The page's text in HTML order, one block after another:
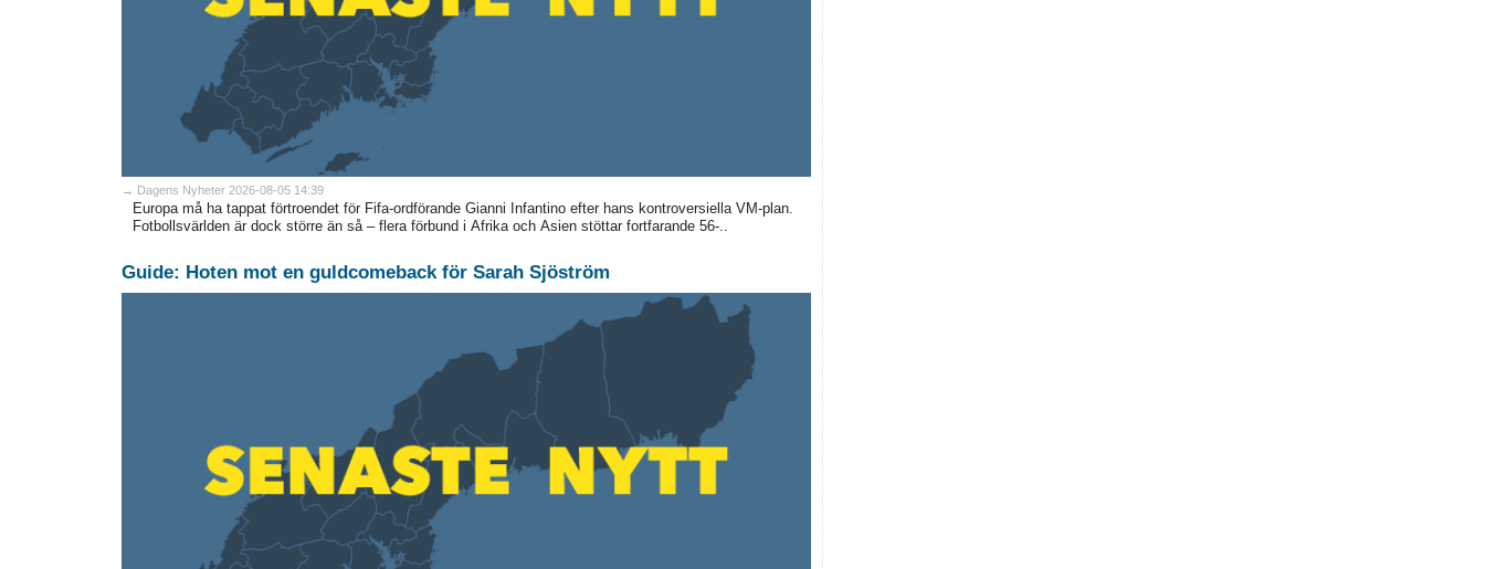
→ Dagens Nyheter 2026-08-05 14:39
Europa må ha tappat förtroendet för Fifa-ordförande Gianni Infantino efter hans kontroversiella VM-plan.
Fotbollsvärlden är dock större än så – flera förbund i Afrika och Asien stöttar fortfarande 56-..
Guide: Hoten mot en guldcomeback för Sarah Sjöström